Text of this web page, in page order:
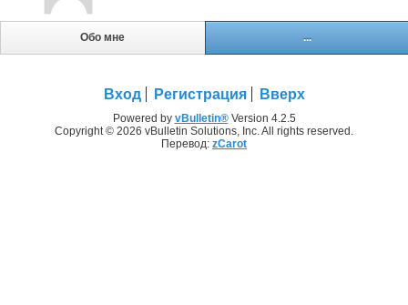
Обо мне ...
Вход Регистрация Вверх
Powered by vBulletin®Version 4.2.5
Copyright © 2026 vBulletin Solutions, Inc. All rights reserved.
Перевод: zCarot